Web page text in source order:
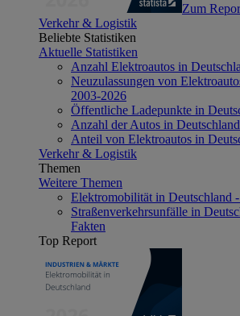
Zum
Verkehr & Logistik
Beliebte Statistiken
Aktuelle Statistiken
Anzahl Elektroautos in
Neuzulassungen von
2003-2026
Öffentliche Ladepunkte in
Anzahl der Autos in
Anteil von Elektroautos in
Verkehr & Logistik
Themen
Weitere Themen
Elektromobilität in Deutschland
Straßenverkehrsunfälle in
Fakten
Top Report